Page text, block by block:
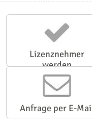
Lizenznehmer
werden
Anfrage per E-